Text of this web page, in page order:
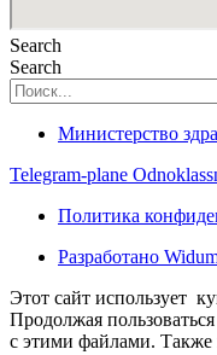
Search
Search
Министерство
Telegram-plane
Политика
Разработано
Этот сайт использует
Продолжая
с этими файлами. Также